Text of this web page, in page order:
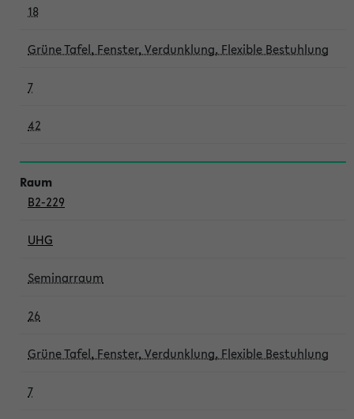
18
Grüne Tafel, Fenster, Verdunklung, Flexible Bestuhlung
7
42
B2-229
UHG
Seminarraum
26
Grüne Tafel, Fenster, Verdunklung, Flexible Bestuhlung
7